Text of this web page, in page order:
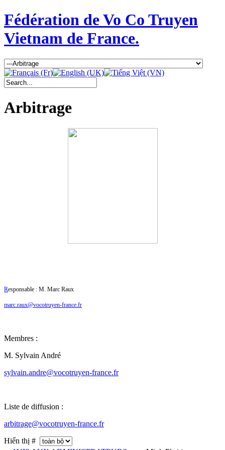
Fédération de Vo Co Truyen
Vietnam de France.
Arbitrage
Responsable : M. Marc Raux
marc.raux@vocotruyen-france.fr
Membres :
M. Sylvain André
sylvain.andre@vocotruyen-france.fr
Liste de diffusion :
arbitrage@vocotruyen-france.fr
Hiển thị #